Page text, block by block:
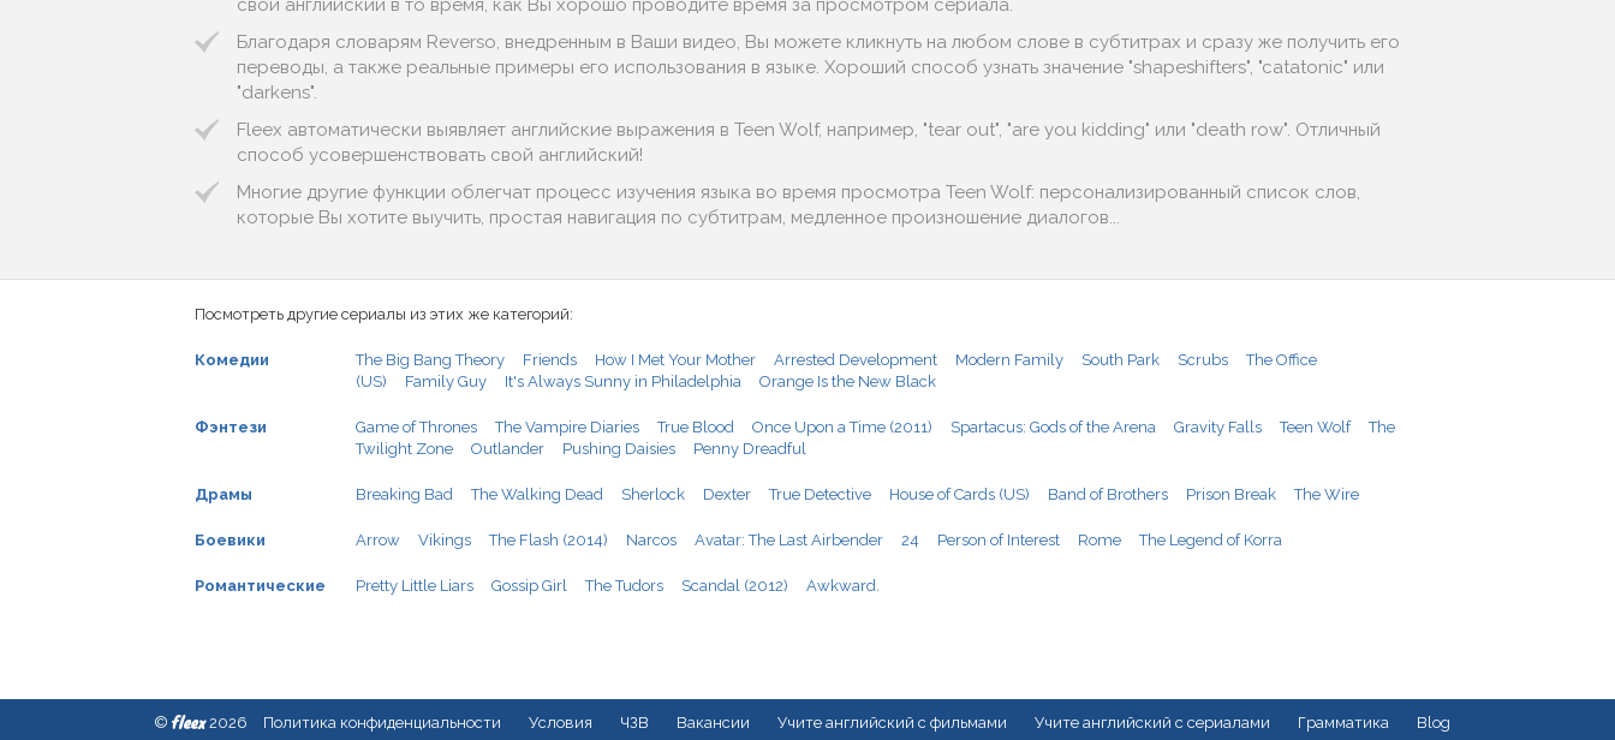
свой английский в то время, как Вы хорошо проводите время за просмотром сериала.
Благодаря словарям Reverso, внедренным в Ваши видео, Вы можете кликнуть на любом слове в субтитрах и сразу же получить его
переводы, а также реальные примеры его использования в языке. Хороший способ узнать значение "shapeshifters", "catatonic" или
"darkens".
Fleex автоматически выявляет английские выражения в Teen Wolf, например, "tear out", "are you kidding" или "death row". Отличный
способ усовершенствовать свой английский!
Многие другие функции облегчат процесс изучения языка во время просмотра Teen Wolf: персонализированный список слов,
которые Вы хотите выучить, простая навигация по субтитрам, медленное произношение диалогов...
Посмотреть другие сериалы из этих же категорий:
Комедии The Big Bang Theory Friends How I Met Your Mother Arrested Development Modern Family South Park Scrubs
The Office
(US)
Family Guy It's Always Sunny in Philadelphia Orange Is the New Black
Фэнтези Game of Thrones The Vampire Diaries True Blood Once Upon a Time (2011) Spartacus: Gods of the Arena Gravity Falls Teen Wolf
The
Twilight Zone
Outlander Pushing Daisies Penny Dreadful
Драмы Breaking Bad The Walking Dead Sherlock Dexter True Detective House of Cards (US) Band of Brothers Prison Break The Wire
Боевики Arrow Vikings The Flash (2014) Narcos Avatar: The Last Airbender 24 Person of Interest Rome The Legend of Korra
Романтические Pretty Little Liars Gossip Girl The Tudors Scandal (2012) Awkward.
© fleex2026 Политика конфиденциальности Условия ЧЗВ Вакансии Учите английский с фильмами Учите английский с сериалами Грамматика Blog